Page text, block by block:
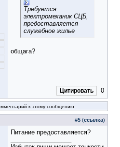
Требуется
электромеханик СЦБ,
предоставляется
служебное жилье
общага?
Цитировать 0
к этому сообщению
#5 (ссылка)
Питание предоставляется?